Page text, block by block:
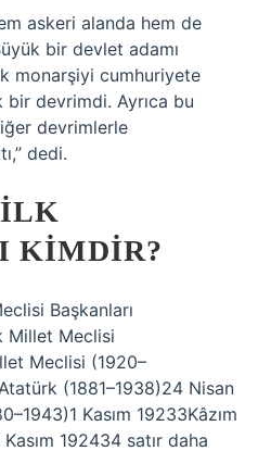
askeri alanda hem de
bir devlet adamı
monarşiyi cumhuriyete
devrimdi. Ayrıca bu
devrimlerle
dedi.
KIMDIR?
Başkanları
Millet Meclisi
Meclisi (1920–
(1881–1938)24 Nisan
Kasım 19233Kâzım
192434 satır daha